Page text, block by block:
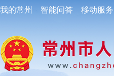
我的常州 智能问答 移动服务